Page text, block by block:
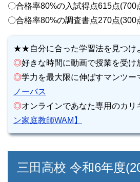
〇合格率80%の入試得点615点(700
〇合格率80%の調査書点270点(300
★★自分に合った学習法を見つ
◎好きな時間に動画で授業を受け
◎学力を最大限に伸ばすマンツー
ノーバス
◎オンラインであなた専用のカリ
ン家庭教師WAM】
三田高校 令和6年度